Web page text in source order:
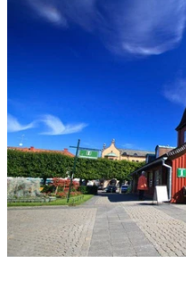
med
bilder